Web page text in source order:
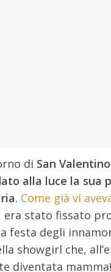
di San Valentino
alla luce la sua
. Come già vi
era stato fissato
festa degli
showgirl che,
diventata mamma!